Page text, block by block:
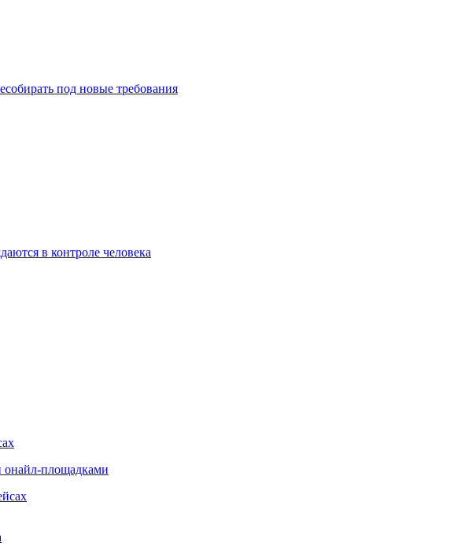
под новые требования
в контроле человека
онайл-площадками